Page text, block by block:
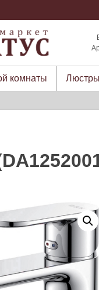
комнаты Люстры